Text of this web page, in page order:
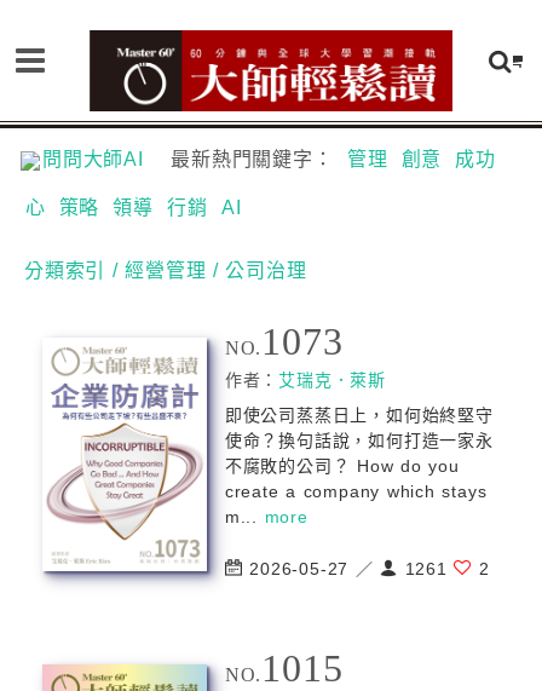
問問大師AI 最新熱門關鍵字： 管理 創意 成功
心 策略 領導 行銷 AI
分類索引 / 經營管理 / 公司治理
NO. 1073
作者：艾瑞克．萊斯
即使公司蒸蒸日上，如何始終堅守
使命？換句話說，如何打造一家永
不腐敗的公司？ How do you
create a company which stays
m... more
2026-05-27 ／ 1261 2
NO. 1015